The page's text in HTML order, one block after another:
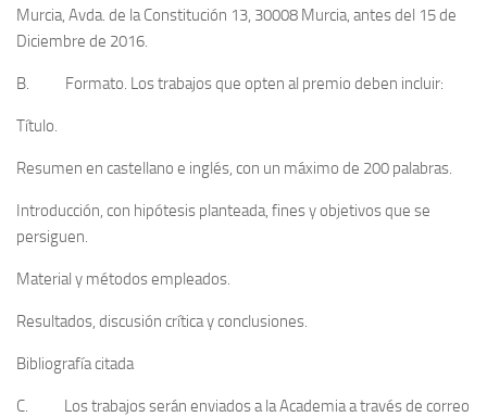
Murcia, Avda. de la Constitución 13, 30008 Murcia, antes del 15 de
Diciembre de 2016.
B. Formato. Los trabajos que opten al premio deben incluir:
Título.
Resumen en castellano e inglés, con un máximo de 200 palabras.
Introducción, con hipótesis planteada, fines y objetivos que se
persiguen.
Material y métodos empleados.
Resultados, discusión crítica y conclusiones.
Bibliografía citada
C. Los trabajos serán enviados a la Academia a través de correo